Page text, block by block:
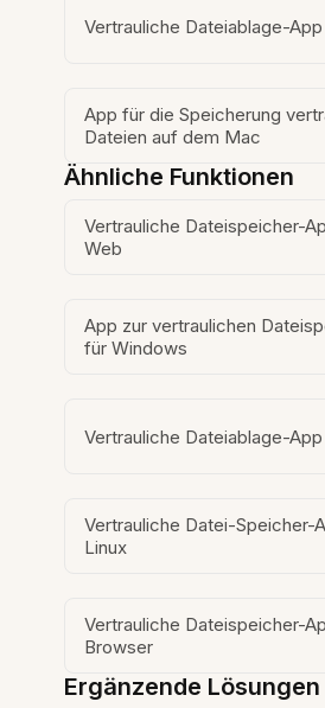
Vertrauliche Dateiablage-
App für die Speicherung
Dateien auf dem Mac
Ähnliche Funktionen
Vertrauliche Dateispeicher-
Web
App zur vertraulichen
für Windows
Vertrauliche Dateiablage-
Vertrauliche Datei-Speicher-
Linux
Vertrauliche Dateispeicher-
Browser
Ergänzende Lösungen